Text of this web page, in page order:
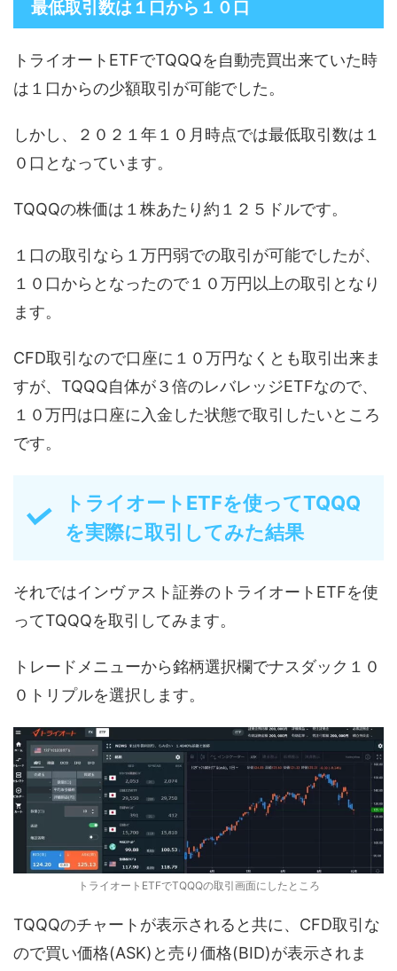
最低取引数は１口から１０口
トライオートETFでTQQQを自動売買出来ていた時
は１口からの少額取引が可能でした。
しかし、２０２１年１０月時点では最低取引数は１
０口となっています。
TQQQの株価は１株あたり約１２５ドルです。
１口の取引なら１万円弱での取引が可能でしたが、
１０口からとなったので１０万円以上の取引となり
ます。
CFD取引なので口座に１０万円なくとも取引出来ま
すが、TQQQ自体が３倍のレバレッジETFなので、
１０万円は口座に入金した状態で取引したいところ
です。
トライオートETFを使ってTQQQ
を実際に取引してみた結果
それではインヴァスト証券のトライオートETFを使
ってTQQQを取引してみます。
トレードメニューから銘柄選択欄でナスダック１０
０トリプルを選択します。
トライオートETFでTQQQの取引画面にしたところ
TQQQのチャートが表示されると共に、CFD取引な
ので買い価格(ASK)と売り価格(BID)が表示されま